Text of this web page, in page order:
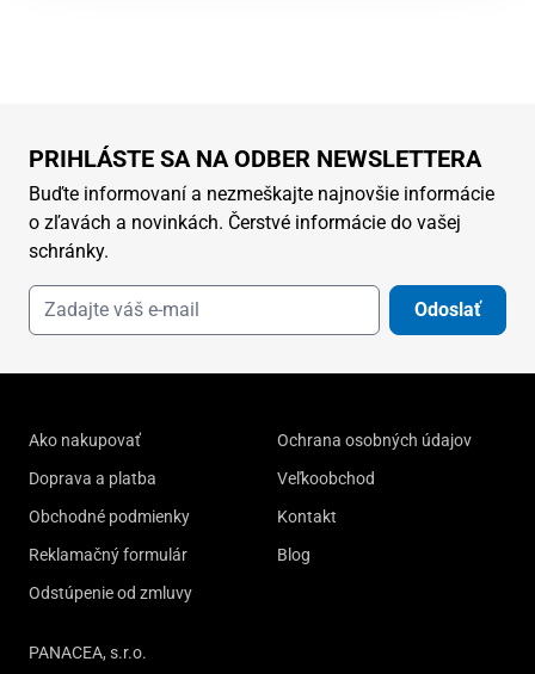
PRIHLÁSTE SA NA ODBER NEWSLETTERA
Buďte informovaní a nezmeškajte najnovšie informácie
o zľavách a novinkách. Čerstvé informácie do vašej
schránky.
Odoslať
Ako nakupovať
Doprava a platba
Obchodné podmienky
Reklamačný formulár
Odstúpenie od zmluvy
Ochrana osobných údajov
Veľkoobchod
Kontakt
Blog
PANACEA, s.r.o.